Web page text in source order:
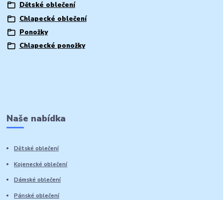
Dětské oblečení
Chlapecké oblečení
Ponožky
Chlapecké ponožky
Naše nabídka
Dětské oblečení
Kojenecké oblečení
Dámské oblečení
Pánské oblečení